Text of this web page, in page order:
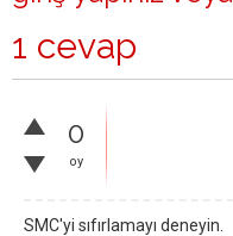
1 cevap
0
oy
SMC'yi sıfırlamayı deneyin.